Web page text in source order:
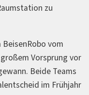
zu
vom
Vorsprung vor
Beide Teams
im Frühjahr